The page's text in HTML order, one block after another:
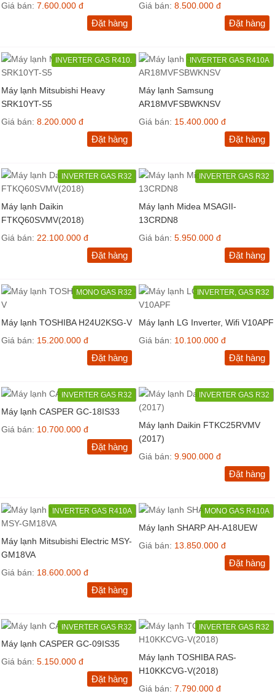
Giá bán: 7.600.000 đ
Đặt hàng
Giá bán: 8.500.000 đ
Đặt hàng
INVERTER GAS R410.
Máy lạnh Mitsubishi Heavy
SRK10YT-S5
Giá bán: 8.200.000 đ
Đặt hàng
INVERTER GAS R410A
Máy lạnh Samsung
AR18MVFSBWKNSV
Giá bán: 15.400.000 đ
Đặt hàng
INVERTER GAS R32
Máy lạnh Daikin
FTKQ60SVMV(2018)
Giá bán: 22.100.000 đ
Đặt hàng
INVERTER GAS R32
Máy lạnh Midea MSAGII-
13CRDN8
Giá bán: 5.950.000 đ
Đặt hàng
MONO GAS R32
Máy lạnh TOSHIBA H24U2KSG-V
Giá bán: 15.200.000 đ
Đặt hàng
INVERTER, GAS R32
Máy lạnh LG Inverter, Wifi V10APF
Giá bán: 10.100.000 đ
Đặt hàng
INVERTER GAS R32
Máy lạnh CASPER GC-18IS33
Giá bán: 10.700.000 đ
Đặt hàng
INVERTER GAS R32
Máy lạnh Daikin FTKC25RVMV
(2017)
Giá bán: 9.900.000 đ
Đặt hàng
INVERTER GAS R410A
Máy lạnh Mitsubishi Electric MSY-
GM18VA
Giá bán: 18.600.000 đ
Đặt hàng
MONO GAS R410A
Máy lạnh SHARP AH-A18UEW
Giá bán: 13.850.000 đ
Đặt hàng
INVERTER GAS R32
Máy lạnh CASPER GC-09IS35
Giá bán: 5.150.000 đ
Đặt hàng
INVERTER GAS R32
Máy lạnh TOSHIBA RAS-
H10KKCVG-V(2018)
Giá bán: 7.790.000 đ